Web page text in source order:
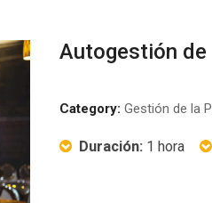
Autogestión de
Category: Gestión de la
Duración: 1 hora